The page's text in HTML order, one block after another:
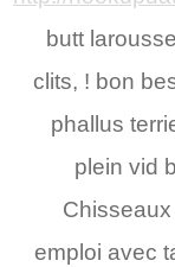
butt
clits, ! bon
phallus
plein vid
emploi avec